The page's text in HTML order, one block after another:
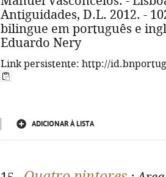
Antiguidades, D.L. 2012. -
bilingue em português e
Eduardo Nery
Link persistente: http://
ADICIONAR À LISTA